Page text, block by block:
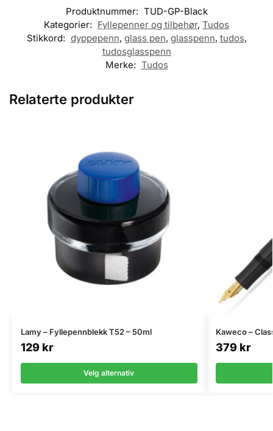
Produktnummer: TUD-GP-Black
Kategorier: Fyllepenner og tilbehør, Tudos
Stikkord: dyppepenn, glass pen, glasspenn, tudos,
tudosglasspenn
Merke: Tudos
Relaterte produkter
Lamy – Fyllepennblekk T52 – 50ml
129 kr
Velg alternativ
Kaweco –
379 kr